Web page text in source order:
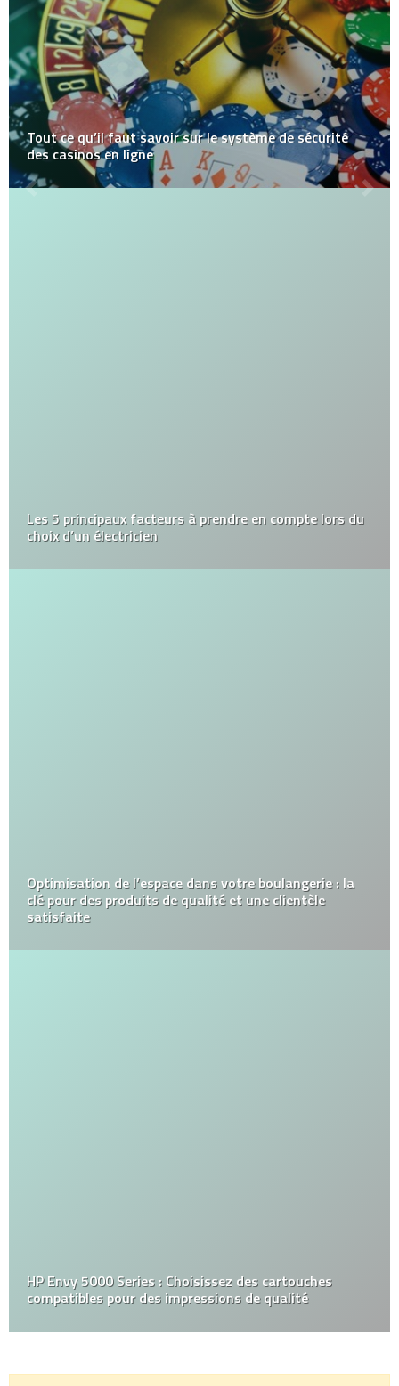
Tout ce qu’il faut savoir sur le système de sécurité
des casinos en ligne
Les 5 principaux facteurs à prendre en compte lors du
choix d’un électricien
Optimisation de l’espace dans votre boulangerie : la
clé pour des produits de qualité et une clientèle
satisfaite
HP Envy 5000 Series : Choisissez des cartouches
compatibles pour des impressions de qualité